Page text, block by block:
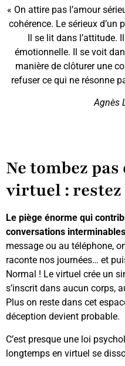
« On attire pas l’amour
cohérence. Le sérieux
Il se lit dans l’attitude.
émotionnelle. Il se voit
manière de clôturer une
refuser ce qui ne résonne
Agnès
Ne tombez
virtuel :
Le piège énorme qui
conversations
message ou au téléphone,
raconte nos journées… et
Normal ! Le virtuel crée un
s’inscrit dans aucun corps,
Plus on reste dans cet
déception devient probable.
C’est presque une loi
longtemps en virtuel se